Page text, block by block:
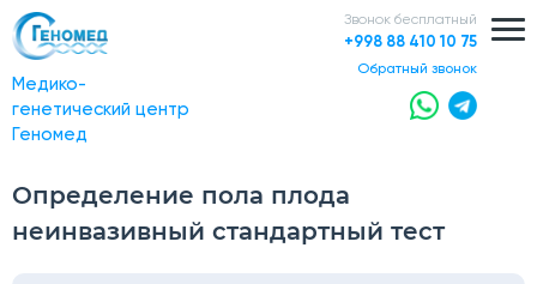
Медико-
генетический центр
Геномед
Звонок бесплатный
+998 88 410 10 75
обратный звонок
Определение пола плода
неинвазивный стандартный тест